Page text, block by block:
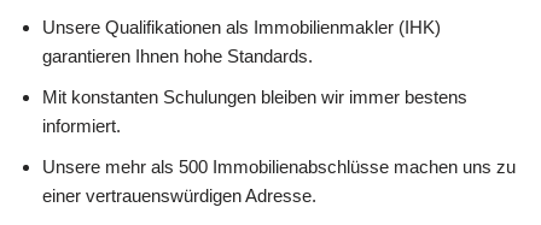
Unsere Qualifikationen als Immobilienmakler (IHK)
garantieren Ihnen hohe Standards.
Mit konstanten Schulungen bleiben wir immer bestens
informiert.
Unsere mehr als 500 Immobilienabschlüsse machen uns zu
einer vertrauenswürdigen Adresse.